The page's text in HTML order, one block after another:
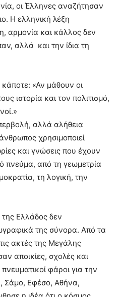
οι Έλληνες αναζήτησαν
Η ελληνική λέξη
αρμονία και κάλλος δεν
αλλά και την ίδια τη
κάποτε: «Αν μάθουν οι
ιστορία και τον πολιτισμό,
αλλά αλήθεια
χρησιμοποιεί
και γνώσεις που έχουν
πνεύμα, από τη γεωμετρία
τη λογική, την
της Ελλάδος δεν
της σύνορα. Από τα
ακτές της Μεγάλης
αποικίες, σχολές και
φάροι για την
Σάμο, Εφέσο, Αθήνα,